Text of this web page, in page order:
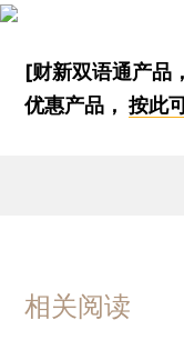
[财新双语通产品
优惠产品，按此
相关阅读